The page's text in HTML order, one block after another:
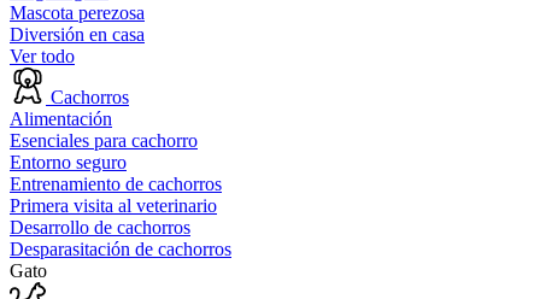
Mascota perezosa
Diversión en casa
Ver todo
Cachorros
Alimentación
Esenciales para cachorro
Entorno seguro
Entrenamiento de cachorros
Primera visita al veterinario
Desarrollo de cachorros
Desparasitación de cachorros
Gato